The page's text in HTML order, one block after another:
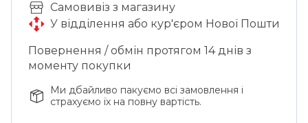
Cамовивіз з магазину
У відділення або кур'єром Нової Пошти
Повернення / обмін протягом 14 днів з
моменту покупки
Ми дбайливо пакуємо всі замовлення і
страхуємо їх на повну вартість.